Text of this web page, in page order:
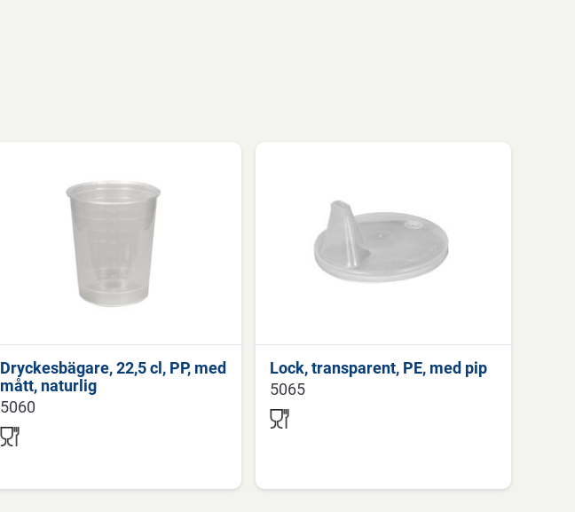
Dryckesbägare, 22,5 cl, PP, med
mått, naturlig
5060
Lock, transparent, PE, med pip
5065